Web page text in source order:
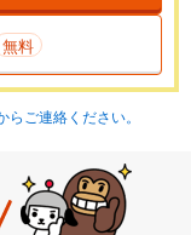
無料
ご連絡ください。